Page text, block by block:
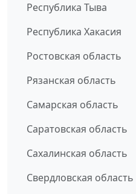
Республика Тыва
Республика Хакасия
Ростовская область
Рязанская область
Самарская область
Саратовская область
Сахалинская область
Свердловская область